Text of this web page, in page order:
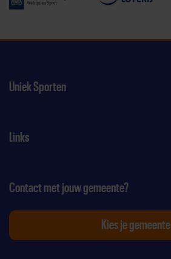
Uniek Sporten
Links
Contact met jouw gemeente?
Kies je gemeente